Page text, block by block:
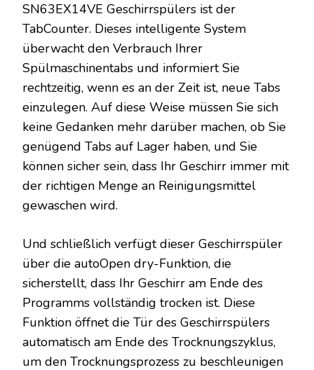
SN63EX14VE Geschirrspülers ist der
TabCounter. Dieses intelligente System
überwacht den Verbrauch Ihrer
Spülmaschinentabs und informiert Sie
rechtzeitig, wenn es an der Zeit ist, neue Tabs
einzulegen. Auf diese Weise müssen Sie sich
keine Gedanken mehr darüber machen, ob Sie
genügend Tabs auf Lager haben, und Sie
können sicher sein, dass Ihr Geschirr immer mit
der richtigen Menge an Reinigungsmittel
gewaschen wird.
Und schließlich verfügt dieser Geschirrspüler
über die autoOpen dry-Funktion, die
sicherstellt, dass Ihr Geschirr am Ende des
Programms vollständig trocken ist. Diese
Funktion öffnet die Tür des Geschirrspülers
automatisch am Ende des Trocknungszyklus,
um den Trocknungsprozess zu beschleunigen